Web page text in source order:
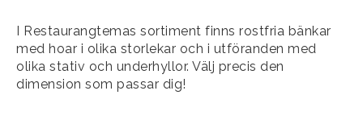
I Restaurangtemas sortiment finns rostfria bänkar
med hoar i olika storlekar och i utföranden med
olika stativ och underhyllor. Välj precis den
dimension som passar dig!